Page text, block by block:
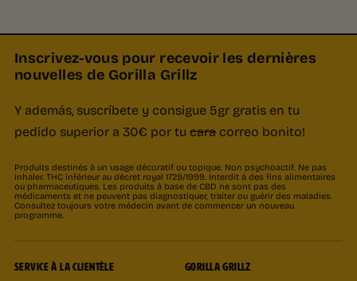
Inscrivez-vous pour recevoir les dernières
nouvelles de Gorilla Grillz
Y además, suscríbete y consigue 5gr gratis en tu
pedido superior a 30€ por tu cara correo bonito!
Produits destinés à un usage décoratif ou topique. Non psychoactif. Ne pas
inhaler. THC inférieur au décret royal 1729/1999. Interdit à des fins alimentaires
ou pharmaceutiques. Les produits à base de CBD ne sont pas des
médicaments et ne peuvent pas diagnostiquer, traiter ou guérir des maladies.
Consultez toujours votre médecin avant de commencer un nouveau
programme.
SERVICE À LA CLIENTÈLE GORILLA GRILLZ